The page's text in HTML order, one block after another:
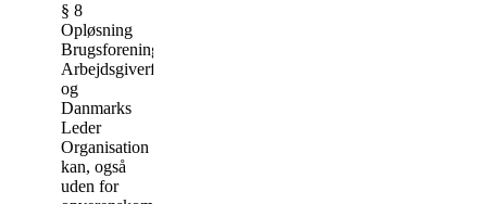
§ 8
Opløsning
Brugsforeningernes
Arbejdsgiverforening
og
Danmarks
Leder
Organisation
kan, også
uden for